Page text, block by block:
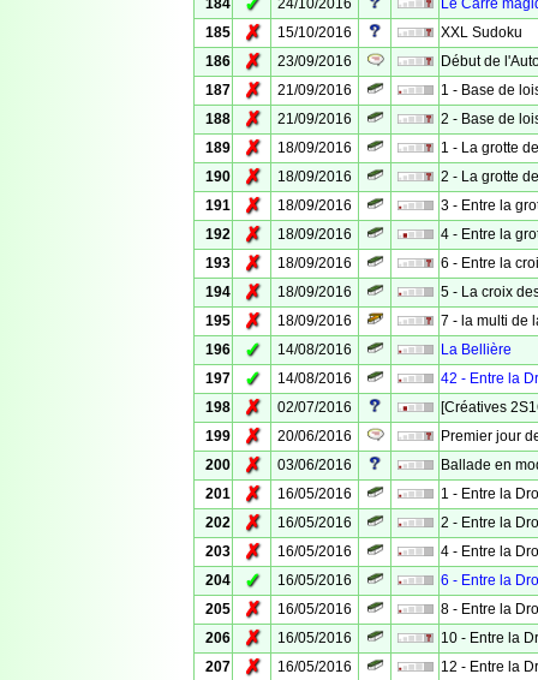
184
24/10/2016
Le Carré
185
✗ 15/10/2016
XXL Sudoku
186
✗ 23/09/2016
Début de
187
✗ 21/09/2016
1 - Base de
188
✗ 21/09/2016
2 - Base de
189
✗ 18/09/2016
1 - La grotte
190
✗ 18/09/2016
2 - La grotte
191
✗ 18/09/2016
3 - Entre la
192
✗ 18/09/2016
4 - Entre la
193
✗ 18/09/2016
6 - Entre la
194
✗ 18/09/2016
5 - La croix
195
✗ 18/09/2016
7 - la multi de
196
✓ 14/08/2016
La Bellière
197
✓ 14/08/2016
42 - Entre la
198
✗ 02/07/2016
[Créatives
199
✗ 20/06/2016
Premier jour
200
✗ 03/06/2016
Ballade en
201
✗ 16/05/2016
1 - Entre la
202
✗ 16/05/2016
2 - Entre la
203
✗ 16/05/2016
4 - Entre la
204
✓ 16/05/2016
6 - Entre la
205
✗ 16/05/2016
8 - Entre la
206
✗ 16/05/2016
10 - Entre la
207
✗ 16/05/2016
12 - Entre la